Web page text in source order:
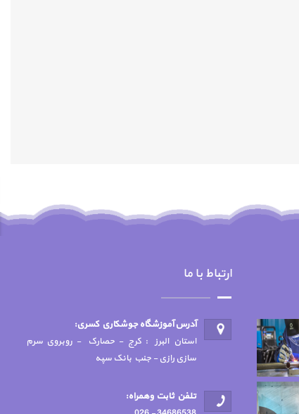
ارتباط با ما
آدرس آموزشگاه جوشكاري كسري:
استان البرز : کرج - حصارک - روبروی سرم
سازی رازی - جنب بانک سپه
تلفن ثابت وهمراه: